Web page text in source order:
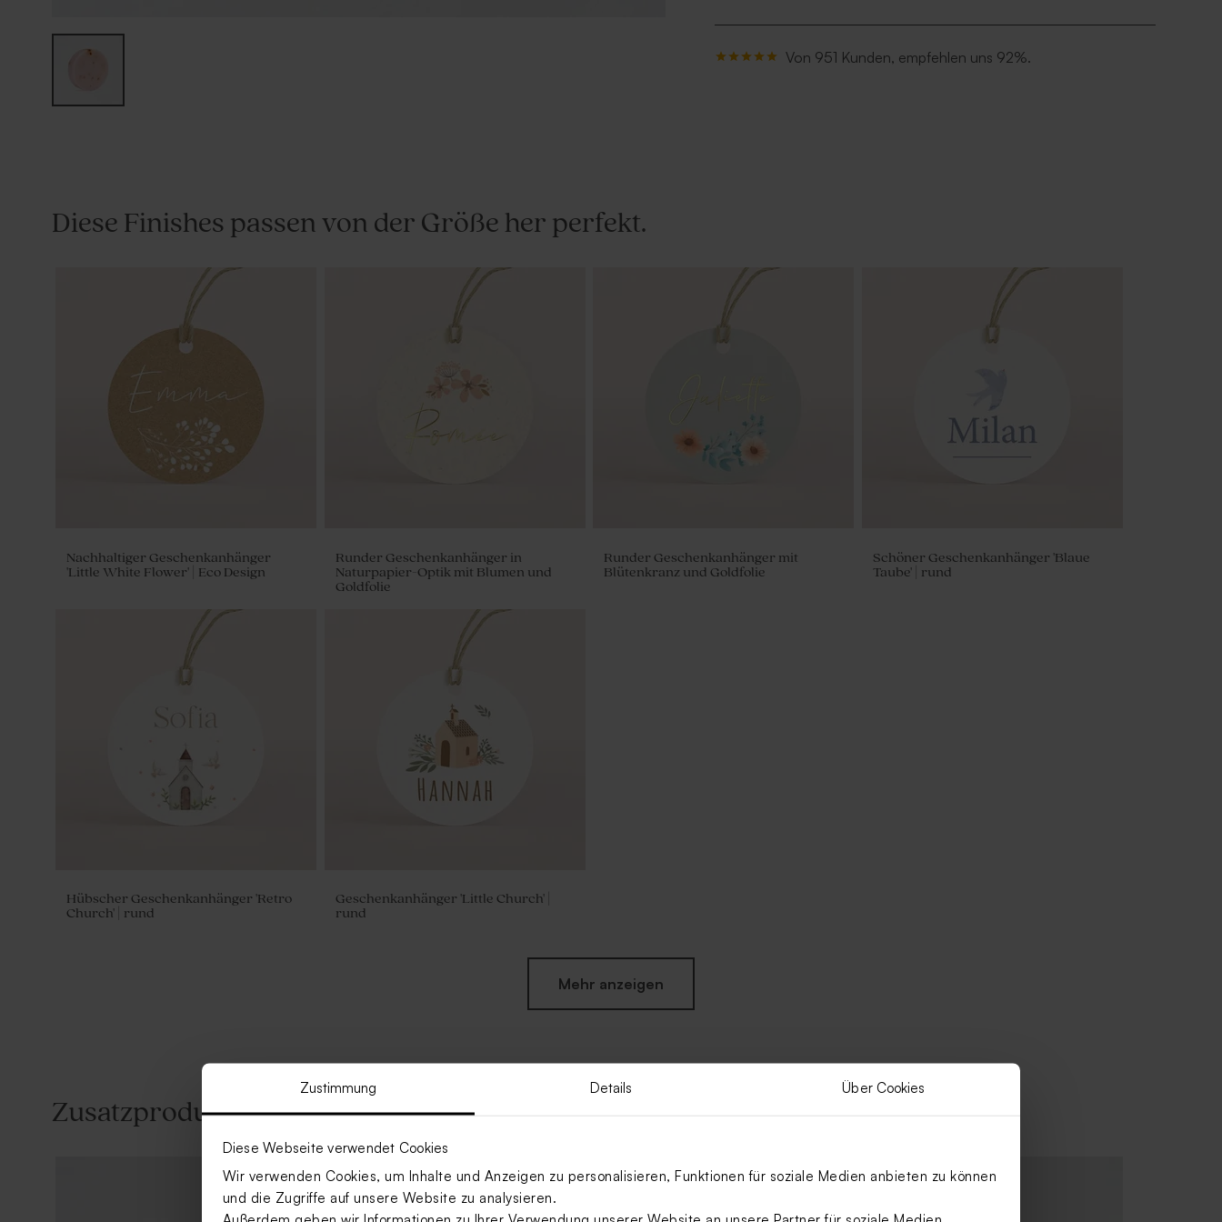
Zustimmung Details Über Cookies
Diese Webseite verwendet Cookies
Wir verwenden Cookies, um Inhalte und Anzeigen zu personalisieren, Funktionen für soziale Medien anbieten zu können
und die Zugriffe auf unsere Website zu analysieren.
Von 951 Kunden, empfehlen uns 92%.
Diese Finishes passen von der Größe her perfekt.
Nachhaltiger Geschenkanhänger
'Little White Flower' | Eco Design
Runder Geschenkanhänger in
Naturpapier-Optik mit Blumen und
Goldfolie
Runder Geschenkanhänger mit
Blütenkranz und Goldfolie
Schöner Geschenkanhänger 'Blaue
Taube' | rund
Hübscher Geschenkanhänger 'Retro
Church' | rund
Geschenkanhänger 'Little Church' |
rund
Mehr anzeigen
Zusatzprodukte